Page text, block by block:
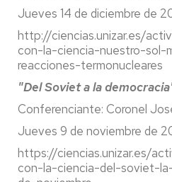
Jueves 14 de diciembre de
http://ciencias.unizar.es/
con-la-ciencia-nuestro-sol-
reacciones-termonucleares
"Del Soviet a la
Conferenciante: Coronel
Jueves 9 de noviembre de
https://ciencias.unizar.es/
con-la-ciencia-del-soviet-